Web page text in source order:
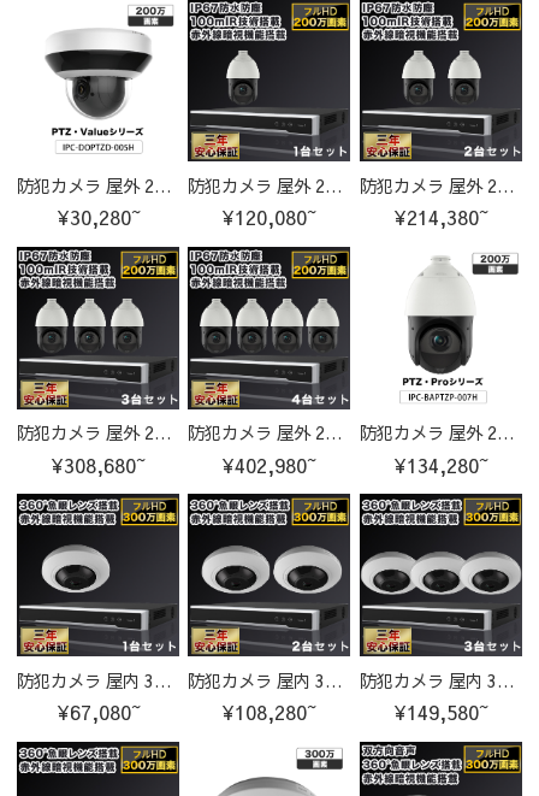
防犯カメラ 屋外 200万画素 光学レンズ搭載 IP66防塵防水 PTZ機能付き IPC-DOPTZD-005H-cam
¥30,280~
防犯カメラ 屋外 200万画素 光学レンズ搭載 IP66防塵防水 PTZ機能付き IPカメラ 1台セット
¥120,080~
防犯カメラ 屋外 200万画素 光学レンズ搭載 IP66防塵防水 PTZ機能付き IPカメラ 2台セット
¥214,380~
防犯カメラ 屋外 200万画素 光学レンズ搭載 IP66防塵防水 PTZ機能付き IPカメラ 3台セット
¥308,680~
防犯カメラ 屋外 200万画素 光学レンズ搭載 IP66防塵防水 PTZ機能付き IPカメラ 4台セット
¥402,980~
防犯カメラ 屋外 200万画素 光学レンズ搭載 IP66防塵防水 PTZ機能付き IPC-BAPTZP-007H-cam
¥134,280~
防犯カメラ 屋内 300万画素 魚眼レンズ 水平視野180°垂直視野 180°IPカメラ 1台セット
¥67,080~
防犯カメラ 屋内 300万画素 魚眼レンズ 水平視野180°垂直視野 180°IPカメラ 2台セット
¥108,280~
防犯カメラ 屋内 300万画素 魚眼レンズ 水平視野180°垂直視野 180°IPカメラ 3台セット
¥149,580~